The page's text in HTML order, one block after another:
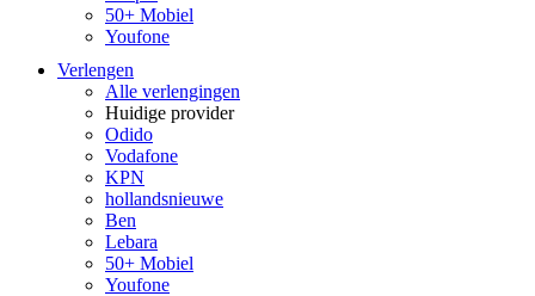
50+ Mobiel
Youfone
Verlengen
Alle verlengingen
Huidige provider
Odido
Vodafone
KPN
hollandsnieuwe
Ben
Lebara
50+ Mobiel
Youfone